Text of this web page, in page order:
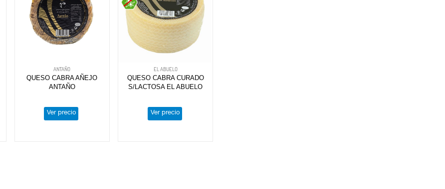
ANTAÑO
QUESO CABRA AÑEJO
ANTAÑO
Ver precio
EL ABUELO
QUESO CABRA CURADO
S/LACTOSA EL ABUELO
Ver precio